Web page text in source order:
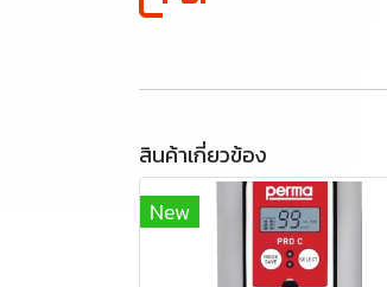
สินค้าเกี่ยวข้อง
New